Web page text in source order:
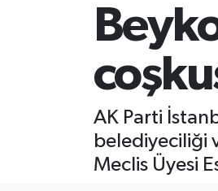
AK Parti
belediyeciliği
Meclis Üyesi
GÖKTÜRK
Tüm Manşetler
Son Dakika Haberleri